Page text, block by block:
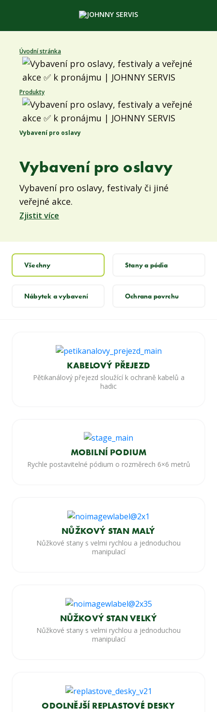
Úvodní stránka
Produkty
Vybavení pro oslavy
Vybavení pro oslavy
Vybavení pro oslavy, festivaly či jiné
veřejné akce.
Zjistit více
Všechny Stany a pódia
Nábytek a vybavení Ochrana povrchu
KABELOVÝ PŘEJEZD
Pětikanálový přejezd sloužící k ochraně kabelů a
hadic
MOBILNÍ PODIUM
Rychle postavitelné pódium o rozměrech 6×6 metrů
NŮŽKOVÝ STAN MALÝ
Nůžkové stany s velmi rychlou a jednoduchou
manipulací
NŮŽKOVÝ STAN VELKÝ
Nůžkové stany s velmi rychlou a jednoduchou
manipulací
ODOLNĚJŠÍ REPLASTOVÉ DESKY